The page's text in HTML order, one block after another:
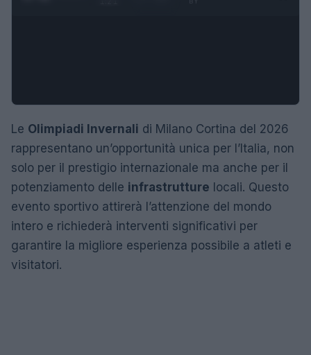
Le Olimpiadi Invernali di Milano Cortina del 2026
rappresentano un’opportunità unica per l’Italia, non
solo per il prestigio internazionale ma anche per il
potenziamento delle infrastrutture locali. Questo
evento sportivo attirerà l’attenzione del mondo
intero e richiederà interventi significativi per
garantire la migliore esperienza possibile a atleti e
visitatori.